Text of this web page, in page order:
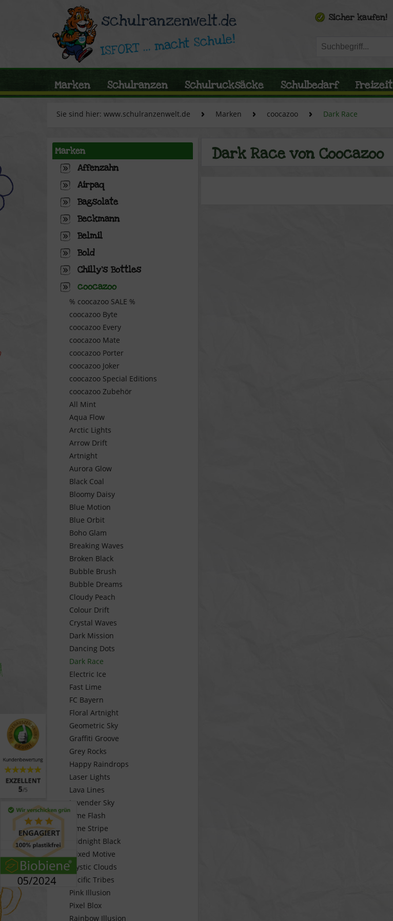
Marken Schulranzen Schulrucksäcke Schulbedarf Freizeit
Sie sind hier: www.schulranzenwelt.de Marken coocazoo Dark Race
Marken
Affenzahn
Airpaq
Bagsolate
Beckmann
Belmil
Bold
Chilly's Bottles
coocazoo
% coocazoo SALE %
coocazoo Byte
coocazoo Every
coocazoo Mate
coocazoo Porter
coocazoo Joker
coocazoo Special Editions
coocazoo Zubehör
All Mint
Aqua Flow
Arctic Lights
Arrow Drift
Artnight
Aurora Glow
Black Coal
Bloomy Daisy
Blue Motion
Blue Orbit
Boho Glam
Breaking Waves
Broken Black
Bubble Brush
Bubble Dreams
Cloudy Peach
Colour Drift
Crystal Waves
Dark Mission
Dancing Dots
Dark Race
Electric Ice
Fast Lime
FC Bayern
Floral Artnight
Geometric Sky
Graffiti Groove
Grey Rocks
Happy Raindrops
Laser Lights
Lava Lines
Lavender Sky
Lime Flash
Lime Stripe
Midnight Black
Mixed Motive
Mystic Clouds
Pacific Tribes
Pink Illusion
Pixel Blox
Rainbow Illusion
Dark Race von Coocazoo